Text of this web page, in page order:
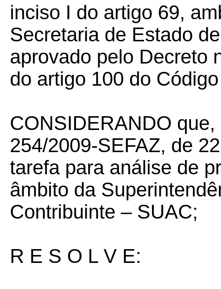
inciso I do artigo 69,
Secretaria de Estado
aprovado pelo Decreto
do artigo 100 do
CONSIDERANDO
254/2009-SEFAZ, de
tarefa para análise de
âmbito da
Contribuinte – SUAC;
R E S O L V E: